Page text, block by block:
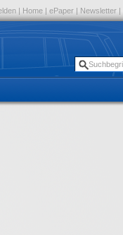
| Home | ePaper | Newsletter |